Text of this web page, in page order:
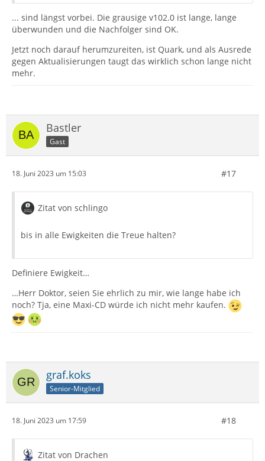
... sind längst vorbei. Die grausige v102.0 ist lange, lange
überwunden und die Nachfolger sind OK.
Jetzt noch darauf herumzureiten, ist Quark, und als Ausrede
gegen Aktualisierungen taugt das wirklich schon lange nicht
mehr.
Bastler
Gast
18. Juni 2023 um 15:03 #17
Zitat von schlingo
bis in alle Ewigkeiten die Treue halten?
Definiere Ewigkeit…
…Herr Doktor, seien Sie ehrlich zu mir, wie lange habe ich
noch? Tja, eine Maxi-CD würde ich nicht mehr kaufen.
graf.koks
Senior-Mitglied
18. Juni 2023 um 17:59 #18
Zitat von Drachen